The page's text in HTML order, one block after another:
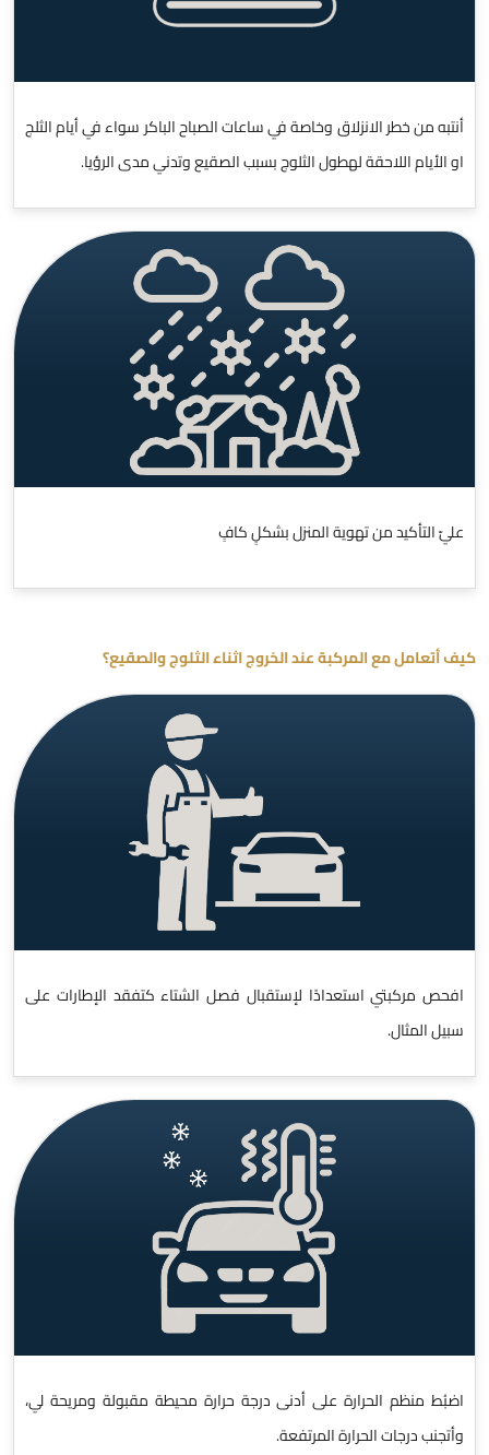
أنتبه من خطر الانزلاق وخاصة في ساعات الصباح الباكر سواء في أيام الثلج
او الأيام اللاحقة لهطول الثلوج بسبب الصقيع وتدني مدى الرؤيا.
عليّ التأكيد من تهوية المنزل بشكلٍ كافٍ
كيف أتعامل مع المركبة عند الخروج اثناء الثلوج والصقيع؟
افحص مركبتي استعدادًا لإستقبال فصل الشتاء كتفقد الإطارات على
سبيل المثال.
اضبُط منظم الحرارة على أدنى درجة حرارة محيطة مقبولة ومريحة لي،
وأتجنب درجات الحرارة المرتفعة.